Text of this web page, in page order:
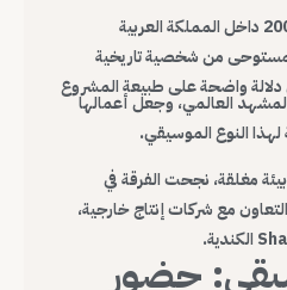
تأسست فرقة النمرود عام 2008 داخل المملكة العربية
من شخصية تاريخية
دلالة واضحة على طبيعة المشروع
العالمي، وجعل أعمالها
لهذا النوع الموسيقي.
مغلقة، نجحت الفرقة في
مع شركات إنتاج خارجية،
حضور